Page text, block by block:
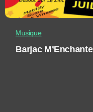
Musique
Barjac M’Enchante